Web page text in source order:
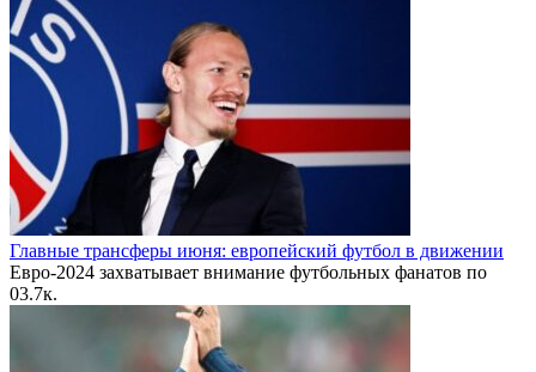
Главные трансферы июня: европейский футбол в движении
Евро-2024 захватывает внимание футбольных фанатов по
03.7к.